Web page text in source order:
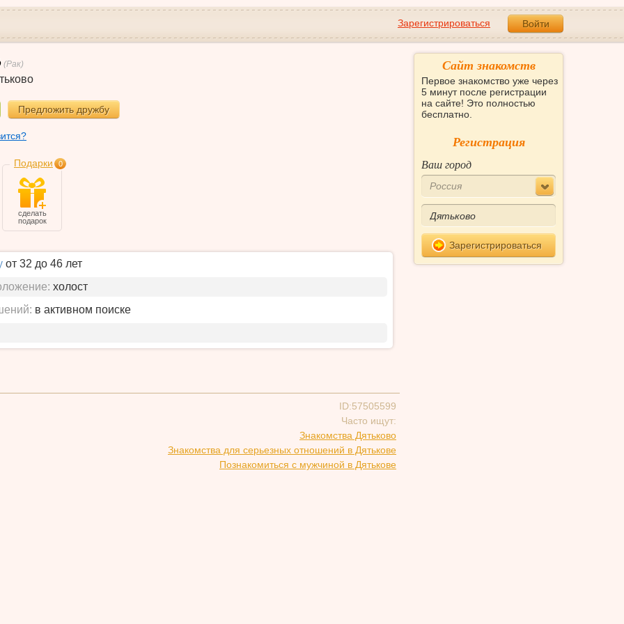
Зарегистрироваться Войти
(Рак)
Предложить дружбу
Подарки 0
сделать
подарок
от 32 до 46 лет
холост
в активном поиске
ID:57505599
Часто ищут:
Знакомства Дятьково
Знакомства для серьезных отношений в Дятькове
Познакомиться с мужчиной в Дятькове
Сайт знакомств
Первое знакомство уже через
5 минут после регистрации
на сайте! Это полностью
бесплатно.
Регистрация
Ваш город
Россия
Зарегистрироваться